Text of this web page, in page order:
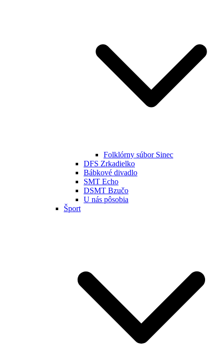
Folklórny súbor Sinec
DFS Zrkadielko
Bábkové divadlo
SMT Echo
DSMT Bzučo
U nás pôsobia
Šport